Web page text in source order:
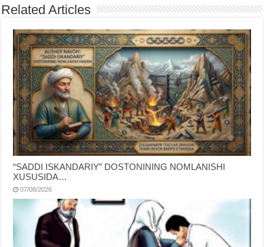
Related Articles
“SADDI ISKANDARIY” DOSTONINING NOMLANISHI
XUSUSIDA…
07/08/2026